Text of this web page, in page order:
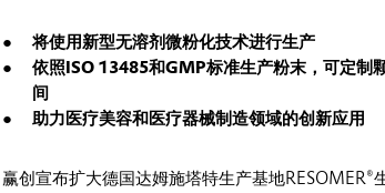
将使用新型无溶剂微粉化技术进行生产
依照ISO 13485和GMP标准生产粉末，可定制
间
助力医疗美容和医疗器械制造领域的创新应用
赢创宣布扩大德国达姆施塔特生产基地